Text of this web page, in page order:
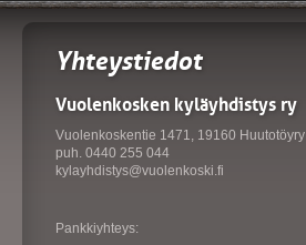
Yhteystiedot
Vuolenkosken kyläyhdistys ry
Vuolenkoskentie 1471, 19160 Huutotöyry
puh. 0440 255 044
kylayhdistys@vuolenkoski.fi
Pankkiyhteys: